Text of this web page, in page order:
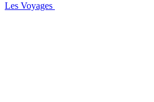
Les Voyages